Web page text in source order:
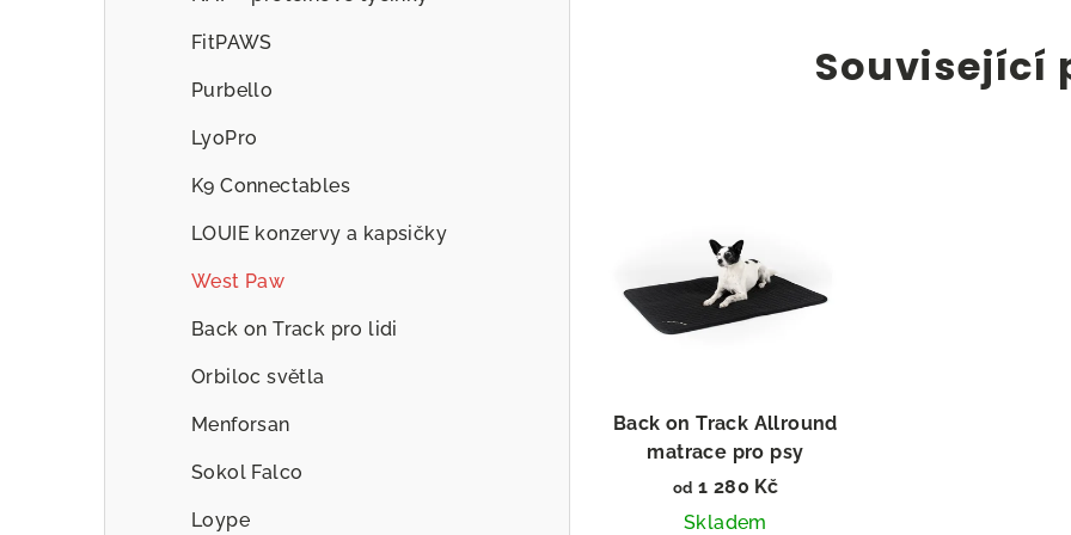
FitPAWS
Purbello
LyoPro
K9 Connectables
LOUIE konzervy a kapsičky
West Paw
Back on Track pro lidi
Orbiloc světla
Menforsan
Sokol Falco
Loype
Související
Back on Track Allround
matrace pro psy
od 1 280 Kč
Skladem